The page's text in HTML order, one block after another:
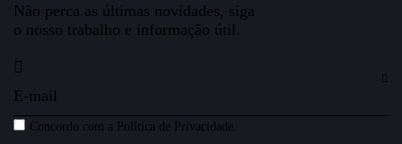
Não perca as últimas novidades, siga
o nosso trabalho e informação útil.
Concordo com a Política de Privacidade